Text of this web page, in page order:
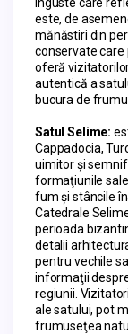
este, de
mănăstiri din
conservate care
oferă
autentică a
bucura de
Satul Selime:
Cappadocia,
uimitor şi
formaţiunile
fum şi stâncile
Catedrale
perioada
detalii
pentru vechile
informaţii
regiunii.
ale satului, pot
frumuseţea